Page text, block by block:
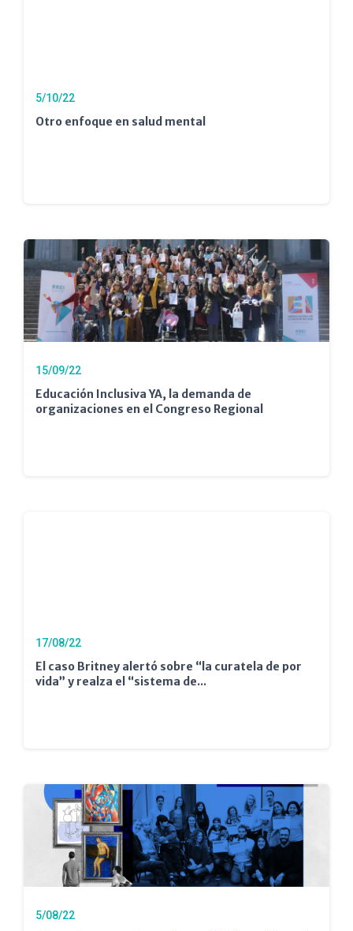
5/10/22
Otro enfoque en salud mental
15/09/22
Educación Inclusiva YA, la demanda de
organizaciones en el Congreso Regional
17/08/22
El caso Britney alertó sobre “la curatela de por
vida” y realza el “sistema de...
5/08/22